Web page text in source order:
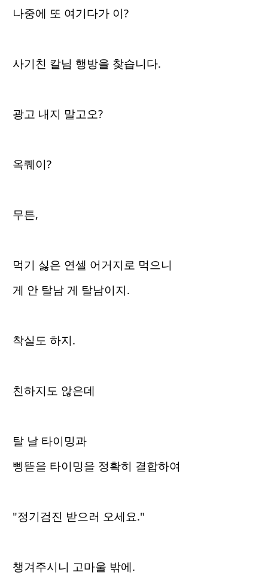
나중에 또 여기다가 이?
사기친 칼님 행방을 찾습니다.
광고 내지 말고오?
옥퀘이?
무튼,
먹기 싫은 연셀 어거지로 먹으니
게 안 탈남 게 탈남이지.
착실도 하지.
친하지도 않은데
탈 날 타이밍과
삥뜯을 타이밍을 정확히 결합하여
"정기검진 받으러 오세요."
챙겨주시니 고마울 밖에.